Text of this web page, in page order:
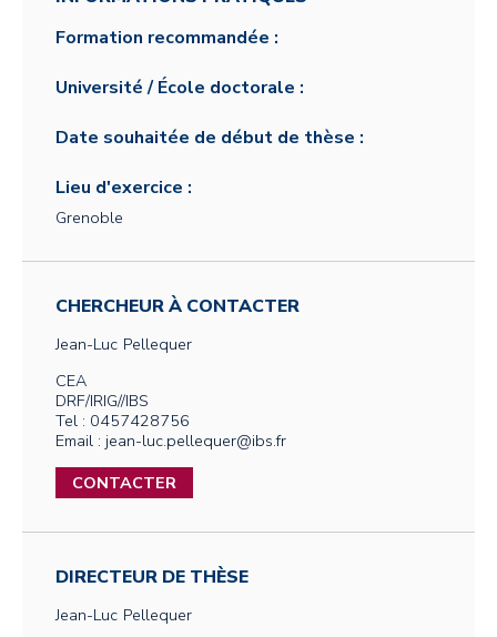
Formation recommandée :
Université / École doctorale :
Date souhaitée de début de thèse :
Lieu d'exercice :
Grenoble
CHERCHEUR À CONTACTER
Jean-Luc Pellequer
CEA
DRF/IRIG//IBS
Tel : 0457428756
Email : jean-luc.pellequer@ibs.fr
CONTACTER
DIRECTEUR DE THÈSE
Jean-Luc Pellequer